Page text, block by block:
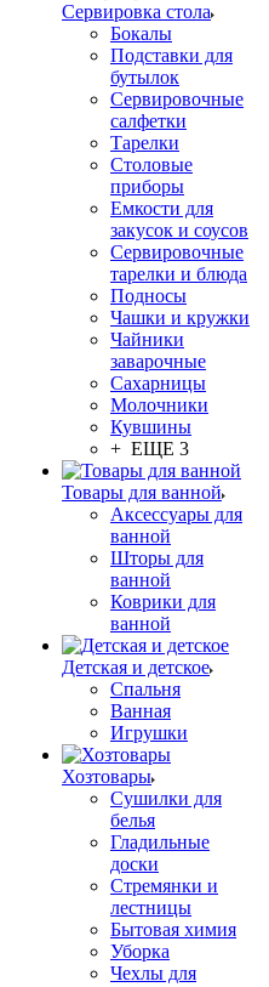
Сервировка стола
Бокалы
Подставки для
бутылок
Сервировочные
салфетки
Тарелки
Столовые
приборы
Емкости для
закусок и соусов
Сервировочные
тарелки и блюда
Подносы
Чашки и кружки
Чайники
заварочные
Сахарницы
Молочники
Кувшины
+ ЕЩЕ 3
Товары для ванной
Аксессуары для
ванной
Шторы для
ванной
Коврики для
ванной
Детская и детское
Спальня
Ванная
Игрушки
Хозтовары
Сушилки для
белья
Гладильные
доски
Стремянки и
лестницы
Бытовая химия
Уборка
Чехлы для